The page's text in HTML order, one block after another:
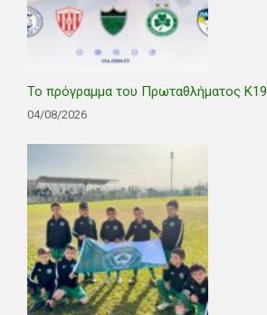
Το πρόγραμμα του Πρωταθλήματος Κ19
04/08/2026